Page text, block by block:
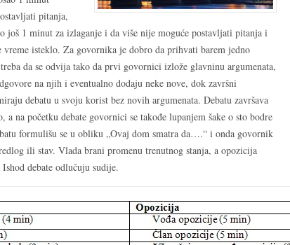
pitanja,
još 1 minut za izlaganje i da više nije moguće postavljati pitanja i
vreme isteklo. Za govornika je dobro da prihvati barem jedno
da se odvija tako da prvi govornici izlože glavninu argumenata,
na njih i eventualno dodaju neke nove, dok završni
debatu u svoju korist bez novih argumenata. Debatu završava
a na početku debate govornici se takođe lupanjem šake o sto bodre
formulišu se u obliku „Ovaj dom smatra da….“ i onda govornik
ili stav. Vlada brani promenu trenutnog stanja, a opozicija
debate odlučuju sudije.